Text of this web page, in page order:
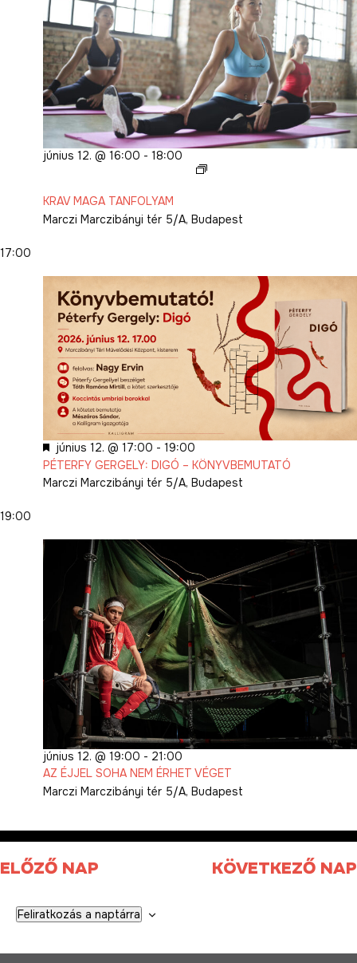
június 12. @ 16:00 - 18:00
MAGA
TANFOLYAM
2026.
KRAV MAGA TANFOLYAM
Marczi Marczibányi tér 5/A, Budapest
17:00
Kiemelt
június 12. @ 17:00 - 19:00
PÉTERFY GERGELY: DIGÓ – KÖNYVBEMUTATÓ
Marczi Marczibányi tér 5/A, Budapest
19:00
június 12. @ 19:00 - 21:00
AZ ÉJJEL SOHA NEM ÉRHET VÉGET
Marczi Marczibányi tér 5/A, Budapest
ELŐZŐ NAP KÖVETKEZŐ NAP
Feliratkozás a naptárra